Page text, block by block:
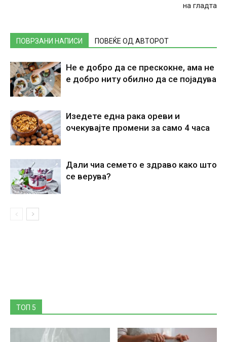
на гладта
ПОВРЗАНИ НАПИСИ ПОВЕЌЕ ОД АВТОРОТ
Не е добро да се прескокне, ама не
е добро ниту обилно да се појадува
Изедете една рака ореви и
очекувајте промени за само 4 часа
Дали чиа семето е здраво како што
се верува?
ТОП 5